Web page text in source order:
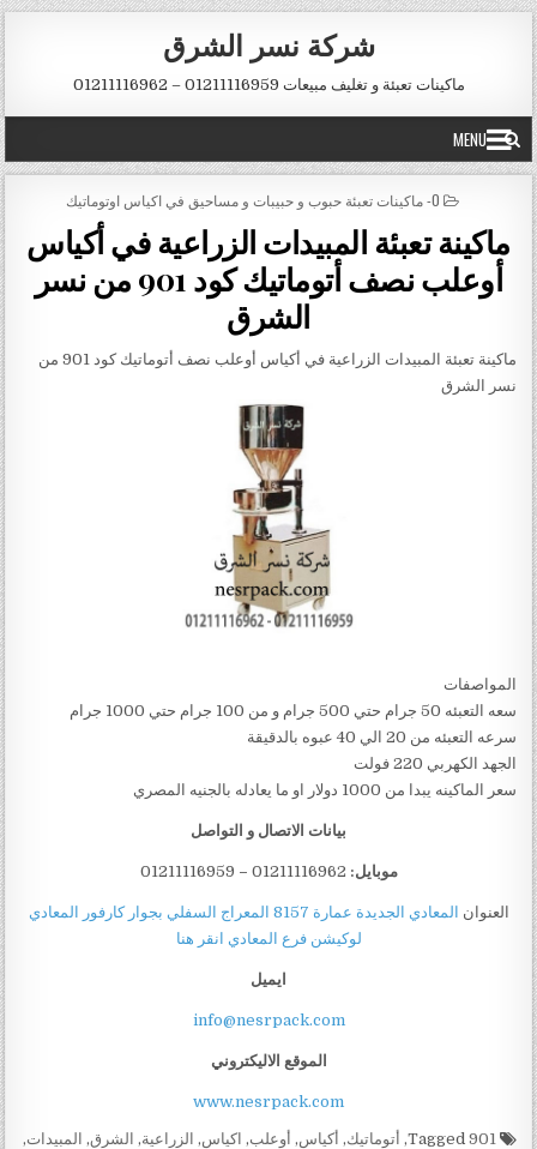
Skip to content
شركة نسر الشرق
ماكينات تعبئة و تغليف مبيعات 01211116959 – 01211116962
MENU
POSTED IN
0- ماكينات تعبئة حبوب و حبيبات و مساحيق في اكياس اوتوماتيك
ماكينة تعبئة المبيدات الزراعية في أكياس
أوعلب نصف أتوماتيك كود 901 من نسر
الشرق
ماكينة تعبئة المبيدات الزراعية في أكياس أوعلب نصف أتوماتيك كود 901 من
نسر الشرق
المواصفات
سعه التعبئه 50 جرام حتي 500 جرام و من 100 جرام حتي 1000 جرام
سرعه التعبئه من 20 الي 40 عبوه بالدقيقة
الجهد الكهربي 220 فولت
سعر الماكينه يبدا من 1000 دولار او ما يعادله بالجنيه المصري
بيانات الاتصال و التواصل
موبايل: 01211116962
–
01211116959
العنوان المعادي الجديدة عمارة 8157 المعراج السفلي بجوار كارفور المعادي
لوكيشن فرع المعادي انقر هنا
ايميل
info@nesrpack.com
الموقع الاليكتروني
www.nesrpack.com
901
, أتوماتيك, أكياس, أوعلب, اكياس, الزراعية, الشرق, المبيدات,